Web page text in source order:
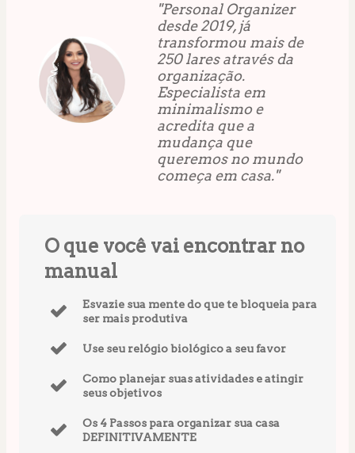
"Personal Organizer
desde 2019, já
transformou mais de
250 lares através da
organização.
Especialista em
minimalismo e
acredita que a
mudança que
queremos no mundo
começa em casa."
O que você vai encontrar no
manual
Esvazie sua mente do que te bloqueia para
ser mais produtiva
Use seu relógio biológico a seu favor
Como planejar suas atividades e atingir
seus objetivos
Os 4 Passos para organizar sua casa
DEFINITIVAMENTE